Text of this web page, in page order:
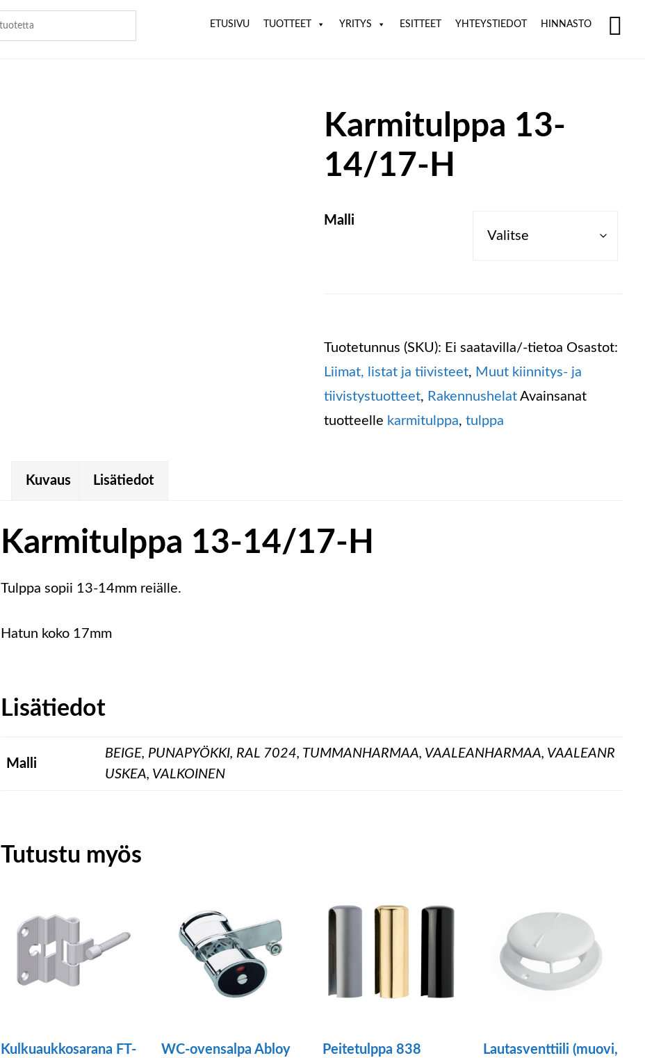
ETUSIVU TUOTTEET YRITYS ESITTEET YHTEYSTIEDOT HINNASTO
Karmitulppa 13-
14/17-H
Malli
Tuotetunnus (SKU): Ei saatavilla/-tietoa Osastot:
Liimat, listat ja tiivisteet, Muut kiinnitys- ja
tiivistystuotteet, Rakennushelat Avainsanat
tuotteelle karmitulppa,tulppa
Kuvaus Lisätiedot
Karmitulppa 13-14/17-H
Tulppa sopii 13-14mm reiälle.
Hatun koko 17mm
Lisätiedot
Malli
BEIGE, PUNAPYÖKKI, RAL 7024, TUMMANHARMAA, VAALEANHARMAA, VAALEANR
USKEA, VALKOINEN
Tutustu myös
Kulkuaukkosarana FT-
WC-ovensalpa Abloy
Peitetulppa 838
Lautasventtiili (muovi,